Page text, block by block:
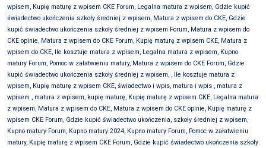
wpisem, Kupię maturę z wpisem CKE Forum, Legalna matura z wpisem, Gdzie kupić
świadectwo ukończenia szkoły średniej z wpisem, Matura z wpisem do CKE, Gdzie
kupić świadectwo ukończenia szkoły średniej z wpisem Forum, Matura z wpisem do
CKE opinie, Matura z wpisem do CKE Forum, Kupię maturę z wpisem CKE, Matura z
wpisem do CKE, Ile kosztuje matura z wpisem, Legalna matura z wpisem, Kupno
matury Forum, Pomoc w załatwieniu matury, Matura z wpisem do CKE Forum, Gdzie
kupić świadectwo ukończenia szkoły średniej z wpisem, , Ile kosztuje matura z
wpisem, Kupię maturę z wpisem CKE, świadectwo i wpis, matura i wpis , matura z
wpisem , matura z wpisem, kupię maturę, Kupię maturę z wpisem CKE, Legalna matura
z wpisem, Matura z wpisem do CKE, Matura z wpisem do CKE opinie, Kupię maturę z
wpisem CKE Forum, Gdzie kupić świadectwo ukończenia, szkoły średniej z wpisem,
Kupno matury Forum, Kupno matury 2024, Kupno matury Forum, Pomoc w załatwieniu
matury, Kupię maturę z wpisem CKE Forum, Gdzie kupić świadectwo ukończenia szkoły